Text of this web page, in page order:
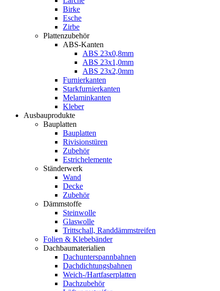
Birke
Esche
Zirbe
Plattenzubehör
ABS-Kanten
ABS 23x0,8mm
ABS 23x1,0mm
ABS 23x2,0mm
Furnierkanten
Starkfurnierkanten
Melaminkanten
Kleber
Ausbauprodukte
Bauplatten
Bauplatten
Rivisionstüren
Zubehör
Estrichelemente
Ständerwerk
Wand
Decke
Zubehör
Dämmstoffe
Steinwolle
Glaswolle
Trittschall, Randdämmstreifen
Folien & Klebebänder
Dachbaumaterialien
Dachunterspannbahnen
Dachdichtungsbahnen
Weich-/Hartfaserplatten
Dachzubehör